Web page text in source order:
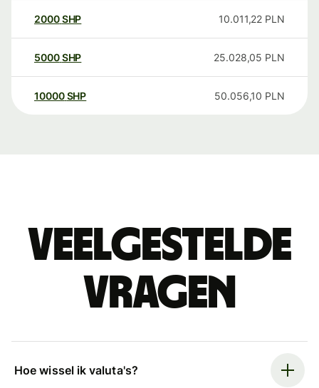
2000SHP 10.011,22 PLN
5000SHP 25.028,05 PLN
10000 SHP 50.056,10 PLN
Veelgestelde
vragen
Hoe wissel ik valuta's?